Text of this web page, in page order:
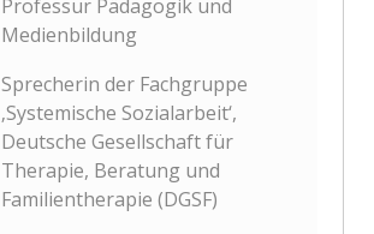
Professur Pädagogik und
Medienbildung
Sprecherin der Fachgruppe
‚Systemische Sozialarbeit‘,
Deutsche Gesellschaft für
Therapie, Beratung und
Familientherapie (DGSF)